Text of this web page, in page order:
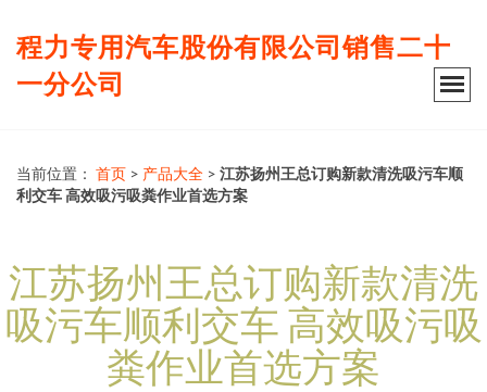
程力专用汽车股份有限公司销售二十
一分公司
当前位置： 首页 > 产品大全 > 江苏扬州王总订购新款清洗吸污车顺
利交车 高效吸污吸粪作业首选方案
江苏扬州王总订购新款清洗
吸污车顺利交车 高效吸污吸
粪作业首选方案